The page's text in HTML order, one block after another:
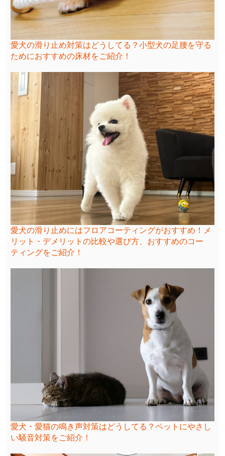
愛犬の滑り止め対策はどうしてる？小型犬の足腰を守る
ためにおすすめの床材をご紹介！
愛犬の滑り止めにはフロアコーティングがおすすめ！メ
リット・デメリットの比較や選び方、おすすめのコー
ティングをご紹介！
愛犬・愛猫の鳴き声対策はどうしてる？ペットにやさし
い騒音対策をご紹介！